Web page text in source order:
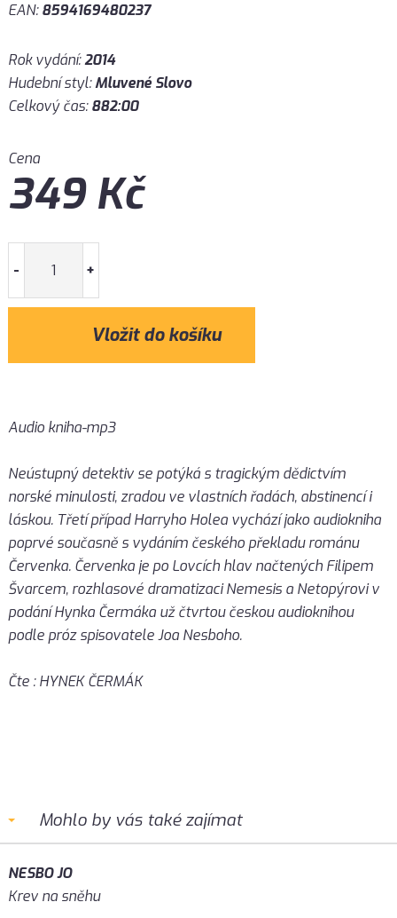
EAN:8594169480237
Rok vydání:2014
Hudební styl:Mluvené Slovo
Celkový čas:882:00
Cena
349Kč
- +
Audio kniha-mp3
Neústupný detektiv se potýká s tragickým dědictvím
norské minulosti, zradou ve vlastních řadách, abstinencí i
láskou. Třetí případ Harryho Holea vychází jako audiokniha
poprvé současně s vydáním českého překladu románu
Červenka. Červenka je po Lovcích hlav načtených Filipem
Švarcem, rozhlasové dramatizaci Nemesis a Netopýrovi v
podání Hynka Čermáka už čtvrtou českou audioknihou
podle próz spisovatele Joa Nesboho.
Čte : HYNEK ČERMÁK
Mohlo by vás také zajímat
NESBO JO
Krev na sněhu